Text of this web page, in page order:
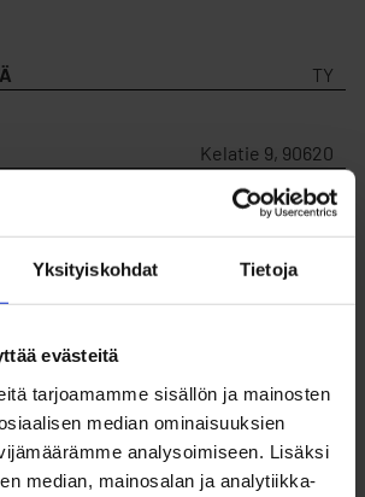
Yksityiskohdat Tietoja
evästeitä
tarjoamamme sisällön ja mainosten
median ominaisuuksien
analysoimiseen. Lisäksi
median, mainosalan ja analytiikka-
TY
Kelatie 9, 90620
Ei
Kyllä
5
19